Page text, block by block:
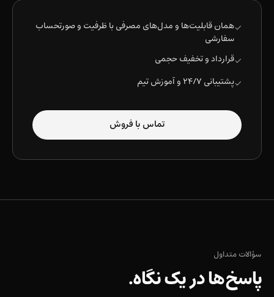
✓همان قابلیت‌ها و مدل‌های مصرفی با ظرفیت و صورتحساب
سفارشی
✓قرارداد و تخفیف حجمی
✓پشتیبانی ۲۴/۷ و آموزش تیم
تماس با فروش
سؤالات متداول
پاسخ‌ها در یک نگاه.